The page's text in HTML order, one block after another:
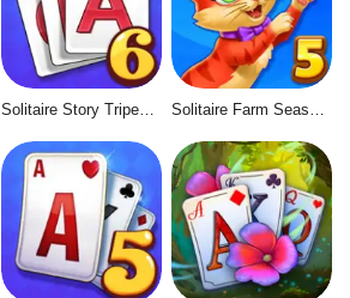
Solitaire Story Tripeaks 6 Solitaire Farm Seasons 5